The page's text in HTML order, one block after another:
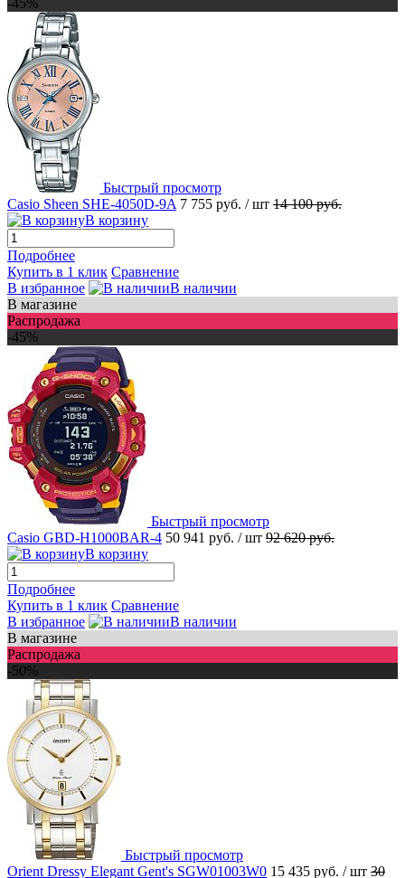
Быстрый просмотр
Casio Sheen SHE-4050D-9A 7 755 руб. / шт 14 100 руб.
В корзину
Подробнее
Купить в 1 клик Сравнение
В избранное
В наличии
В магазине
Распродажа
-45%
Быстрый просмотр
Casio GBD-H1000BAR-4 50 941 руб. / шт 92 620 руб.
В корзину
Подробнее
Купить в 1 клик Сравнение
В избранное
В наличии
В магазине
Распродажа
-50%
Быстрый просмотр
Orient Dressy Elegant Gent's SGW01003W0 15 435 руб. / шт 30